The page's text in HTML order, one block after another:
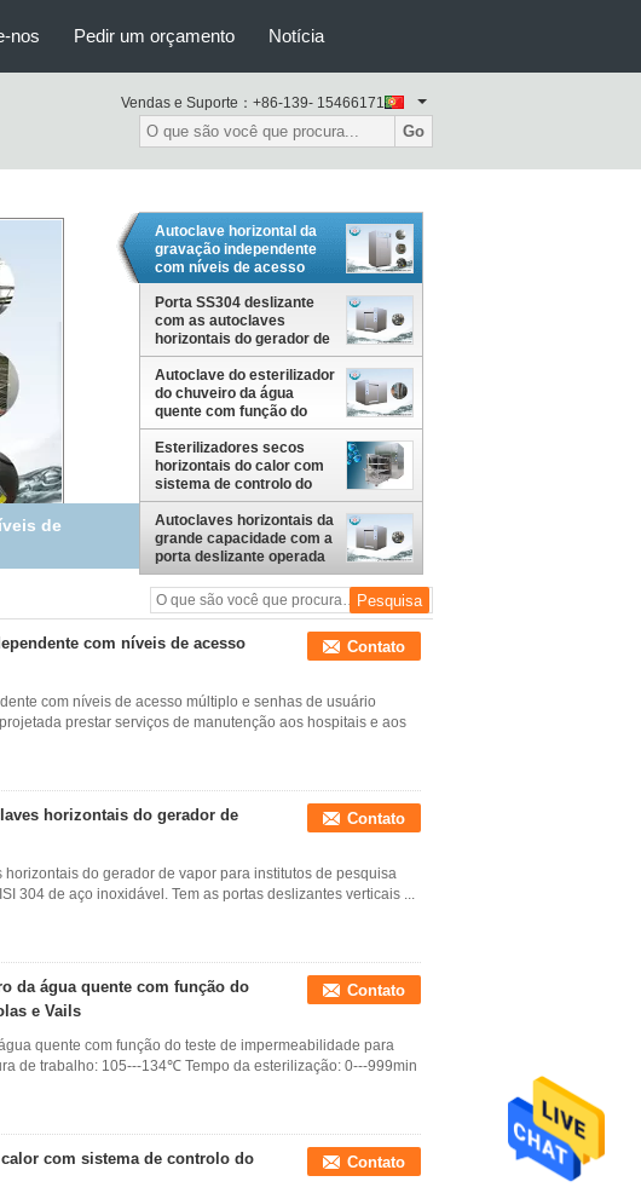
nos Pedir um orçamento Notícia
Vendas e Suporte： +86-139- 15466171
Go
Autoclave horizontal da
gravação independente
com níveis de acesso
múltiplo e senhas de
usuário
Porta SS304 deslizante
com as autoclaves
horizontais do gerador de
vapor para institutos de
investigação
Autoclave do esterilizador
do chuveiro da água
quente com função do
teste de
impermeabilidade para
ampolas e Vails
Esterilizadores secos
horizontais do calor com
sistema de controlo do
microprocessador para o
laboratório
Autoclaves horizontais da
grande capacidade com a
porta deslizante operada
pneumática
com níveis de acesso
Contato
com níveis de acesso múltiplo e senhas de usuário
prestar serviços de manutenção aos hospitais e aos
horizontais do gerador de
Contato
do gerador de vapor para institutos de pesquisa
304 de aço inoxidável. Tem as portas deslizantes verticais ...
da água quente com função do
e Vails
Contato
quente com função do teste de impermeabilidade para
de trabalho: 105---134℃ Tempo da esterilização: 0---999min
com sistema de controlo do
Contato